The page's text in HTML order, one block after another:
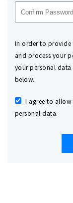
In order to provide
and process your
your personal
below.
I agree to allow
personal data.